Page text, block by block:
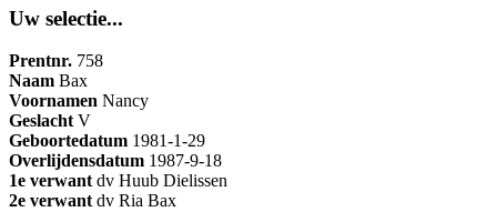
Uw selectie...
Prentnr. 758
Naam Bax
Voornamen Nancy
GeslachtV
Geboortedatum 1981-1-29
Overlijdensdatum 1987-9-18
1e verwantdv Huub Dielissen
2e verwantdv Ria Bax